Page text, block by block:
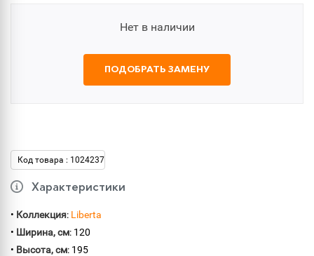
Нет в наличии
ПОДОБРАТЬ ЗАМЕНУ
Код товара : 1024237
Характеристики
• Коллекция: Liberta
• Ширина, см: 120
• Высота, см: 195